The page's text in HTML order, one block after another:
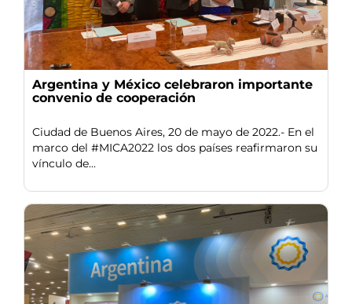
Argentina y México celebraron importante
convenio de cooperación
Ciudad de Buenos Aires, 20 de mayo de 2022.- En el
marco del #MICA2022 los dos países reafirmaron su
vínculo de...